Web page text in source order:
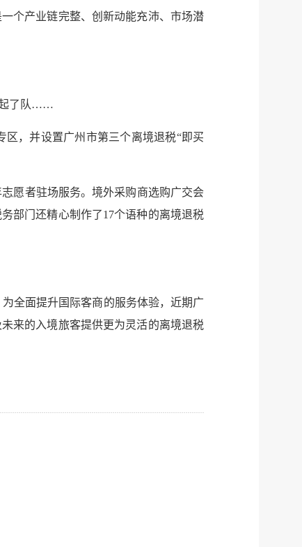
个产业链完整、创新动能充沛、市场潜
起了队……
，并设置广州市第三个离境退税“即买
愿者驻场服务。境外采购商选购广交会
部门还精心制作了17个语种的离境退税
全面提升国际客商的服务体验，近期广
来的入境旅客提供更为灵活的离境退税